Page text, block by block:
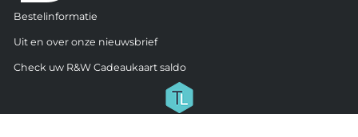
Bestelinformatie
Uit en over onze nieuwsbrief
Check uw R&W Cadeaukaart saldo